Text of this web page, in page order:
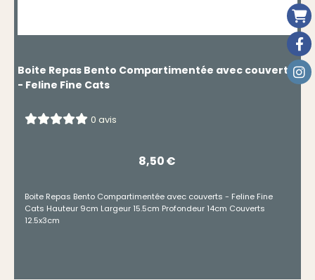
Boite Repas Bento Compartimentée avec couverts
- Feline Fine Cats
0 avis
8,50€
Boite Repas Bento Compartimentée avec couverts - Feline Fine
Cats Hauteur 9cm Largeur 15.5cm Profondeur 14cm Couverts
12.5x3cm